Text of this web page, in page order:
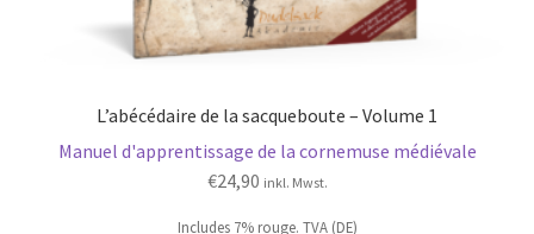
L’abécédaire de la sacqueboute – Volume 1
Manuel d'apprentissage de la cornemuse médiévale
€24,90 inkl. Mwst.
Includes 7% rouge. TVA (DE)